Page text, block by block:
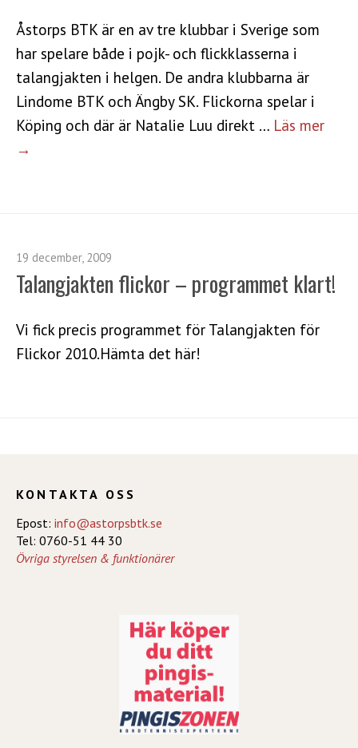
Åstorps BTK är en av tre klubbar i Sverige som
har spelare både i pojk- och flickklasserna i
talangjakten i helgen. De andra klubbarna är
Lindome BTK och Ängby SK. Flickorna spelar i
Köping och där är Natalie Luu direkt … Läs mer
→
19 december, 2009
Talangjakten flickor – programmet klart!
Vi fick precis programmet för Talangjakten för
Flickor 2010.Hämta det här!
KONTAKTA OSS
Epost: info@astorpsbtk.se
Tel: 0760-51 44 30
Övriga styrelsen & funktionärer